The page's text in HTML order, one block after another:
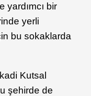
yardımcı bir
yerli
bu sokaklarda
Kutsal
şehirde de